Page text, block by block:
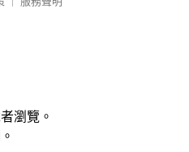
瀏覽。